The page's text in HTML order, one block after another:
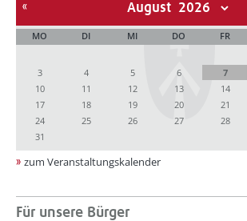
August
MO DI MI DO FR
3
4 5 6 7
10
11 12 13 14
17
18 19 20 21
24
25 26 27 28
31
zum Veranstaltungskalender
Für unsere Bürger